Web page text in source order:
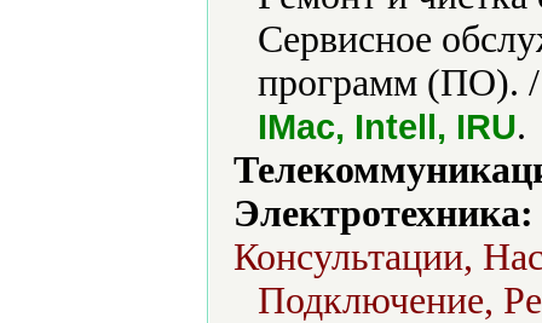
Сервисное
программ (ПО).
IMac, Intell, IRU.
Электротехника:
Консультации,
Подключение,